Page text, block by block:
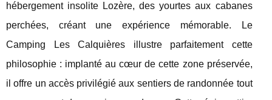
hébergement insolite Lozère, des yourtes aux cabanes
perchées, créant une expérience mémorable. Le
Camping Les Calquières illustre parfaitement cette
philosophie : implanté au cœur de cette zone préservée,
il offre un accès privilégié aux sentiers de randonnée tout